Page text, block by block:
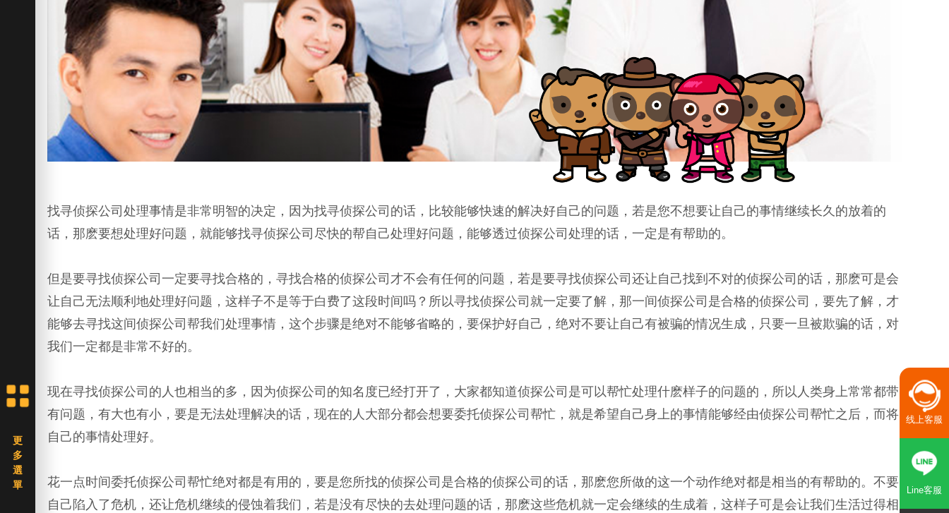
找寻侦探公司处理事情是非常明智的决定，因为找寻侦探公司的话，比较能够快速的解决好自己的问题，若是您不想要让自己的事情继续长久的放着的
话，那麽要想处理好问题，就能够找寻侦探公司尽快的帮自己处理好问题，能够透过侦探公司处理的话，一定是有帮助的。
但是要寻找侦探公司一定要寻找合格的，寻找合格的侦探公司才不会有任何的问题，若是要寻找侦探公司还让自己找到不对的侦探公司的话，那麽可是会
让自己无法顺利地处理好问题，这样子不是等于白费了这段时间吗？所以寻找侦探公司就一定要了解，那一间侦探公司是合格的侦探公司，要先了解，才
能够去寻找这间侦探公司帮我们处理事情，这个步骤是绝对不能够省略的，要保护好自己，绝对不要让自己有被骗的情况生成，只要一旦被欺骗的话，对
我们一定都是非常不好的。
现在寻找侦探公司的人也相当的多，因为侦探公司的知名度已经打开了，大家都知道侦探公司是可以帮忙处理什麽样子的问题的，所以人类身上常常都带
有问题，有大也有小，要是无法处理解决的话，现在的人大部分都会想要委托侦探公司帮忙，就是希望自己身上的事情能够经由侦探公司帮忙之后，而将
自己的事情处理好。
花一点时间委托侦探公司帮忙绝对都是有用的，要是您所找的侦探公司是合格的侦探公司的话，那麽您所做的这一个动作绝对都是相当的有帮助的。不要
自己陷入了危机，还让危机继续的侵蚀着我们，若是没有尽快的去处理问题的话，那麽这些危机就一定会继续的生成着，这样子可是会让我们生活过得相
线上客服
Line客服